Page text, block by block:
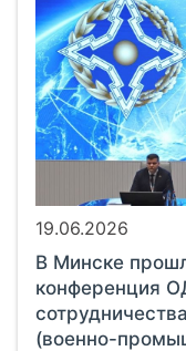
19.06.2026
В Минске
конференция
(военно-